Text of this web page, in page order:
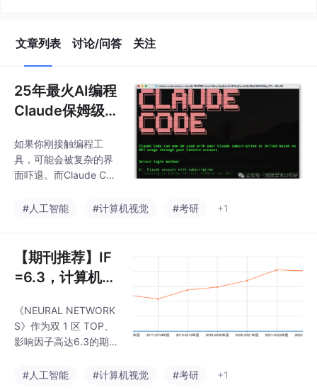
文章列表 讨论/问答 关注
25年最火AI编程
Claude保姆级使
速存！
如果你刚接触编程工
具，可能会被复杂的界
面吓退。而Claude Cod
局面——它直接在终端
一下：对着电脑说“帮我
在用户登录模块添加密
码验证”，代码就自动生
球开发者社区。
#人工智能 #计算机视觉 #考研 +1
【期刊推荐】IF
=6.3，计算机领
向，国人友好
《NEURAL NETWORK
S》作为双 1 区 TOP、
影响因子高达6.3的期
国人较为友好，其涵盖
#人工智能 #计算机视觉 #考研 +1